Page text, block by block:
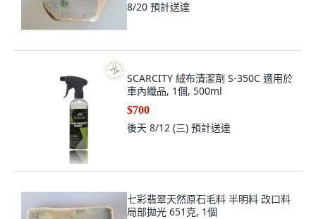
8/20 預計送達
SCARCITY 絨布清潔劑 S-350C 適用於
車內織品, 1個, 500ml
$700
後天 8/12 (三) 預計送達
七彩翡翠天然原石毛料 半明料 改口料
局部拋光 651克, 1個